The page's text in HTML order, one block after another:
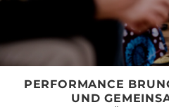
gemeinsames
PERFORMANCE
UND